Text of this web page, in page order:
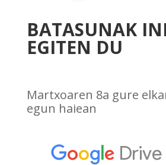
BATASUNAK
EGITEN DU
Martxoaren 8a gure
egun haiean